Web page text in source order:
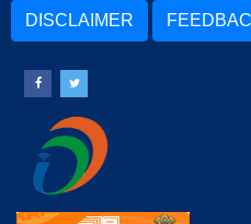
DISCLAIMER